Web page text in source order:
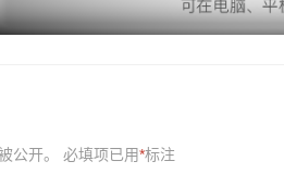
公开。 必填项已用*标注